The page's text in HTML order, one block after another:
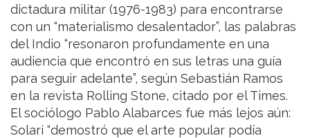
dictadura militar (1976-1983) para encontrarse
con un “materialismo desalentador”, las palabras
del Indio “resonaron profundamente en una
audiencia que encontró en sus letras una guía
para seguir adelante”, según Sebastián Ramos
en la revista Rolling Stone, citado por el Times.
El sociólogo Pablo Alabarces fue más lejos aún:
Solari “demostró que el arte popular podía